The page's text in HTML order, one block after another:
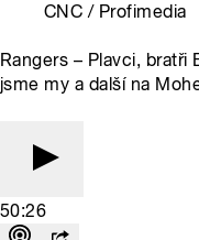
CNC / Profimedia
Rangers – Plavci, bratři
jsme my a další na
50:26